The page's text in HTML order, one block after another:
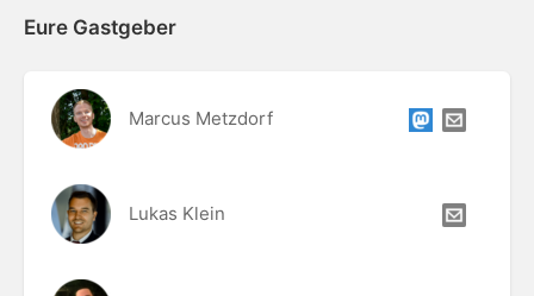
Eure Gastgeber
Marcus Metzdorf
Lukas Klein